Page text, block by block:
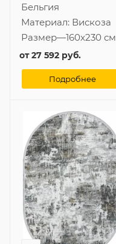
Бельгия
Материал: Вискоза
Размер—160x230 см
от27 592 руб.
Подробнее